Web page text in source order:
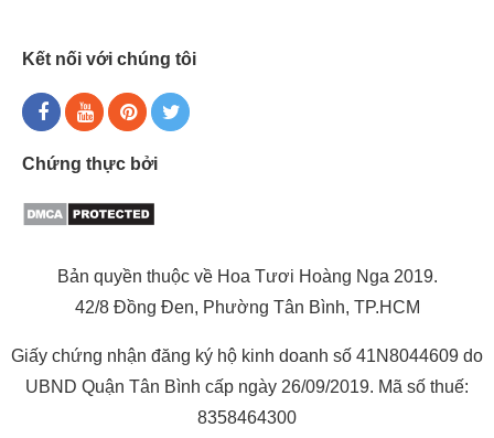
Kết nối với chúng tôi
Chứng thực bởi
Bản quyền thuộc về Hoa Tươi Hoàng Nga 2019.
42/8 Đồng Đen, Phường Tân Bình, TP.HCM
Giấy chứng nhận đăng ký hộ kinh doanh số 41N8044609 do
UBND Quận Tân Bình cấp ngày 26/09/2019. Mã số thuế:
8358464300